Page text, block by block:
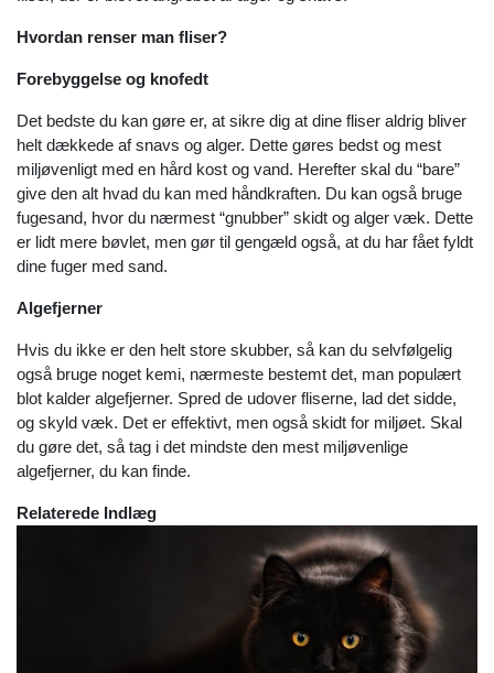
Hvordan renser man fliser?
Forebyggelse og knofedt
Det bedste du kan gøre er, at sikre dig at dine fliser aldrig bliver
helt dækkede af snavs og alger. Dette gøres bedst og mest
miljøvenligt med en hård kost og vand. Herefter skal du “bare”
give den alt hvad du kan med håndkraften. Du kan også bruge
fugesand, hvor du nærmest “gnubber” skidt og alger væk. Dette
er lidt mere bøvlet, men gør til gengæld også, at du har fået fyldt
dine fuger med sand.
Algefjerner
Hvis du ikke er den helt store skubber, så kan du selvfølgelig
også bruge noget kemi, nærmeste bestemt det, man populært
blot kalder algefjerner. Spred de udover fliserne, lad det sidde,
og skyld væk. Det er effektivt, men også skidt for miljøet. Skal
du gøre det, så tag i det mindste den mest miljøvenlige
algefjerner, du kan finde.
Relaterede Indlæg